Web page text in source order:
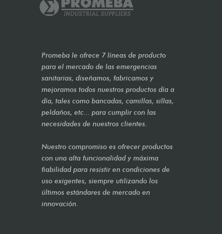
Promeba le ofrece 7 líneas de producto
para el mercado de las emergencias
sanitarias, diseñamos, fabricamos y
mejoramos todos nuestros productos día a
día, tales como bancadas, camillas, sillas,
peldaños, etc... para cumplir con las
necesidades de nuestros clientes.
Nuestro compromiso es ofrecer productos
con una alta funcionalidad y máxima
fiabilidad para resistir en condiciones de
uso exigentes, siempre utilizando los
últimos estándares de mercado en
innovación.